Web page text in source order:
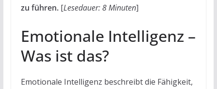
zu führen.[Lesedauer: 8 Minuten]
Emotionale Intelligenz –
Was ist das?
Emotionale Intelligenz beschreibt die Fähigkeit,